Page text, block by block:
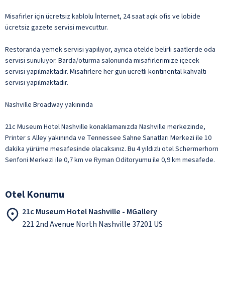
Misafirler için ücretsiz kablolu İnternet, 24 saat açık ofis ve lobide
ücretsiz gazete servisi mevcuttur.
Restoranda yemek servisi yapılıyor, ayrıca otelde belirli saatlerde oda
servisi sunuluyor. Barda/oturma salonunda misafirlerimize içecek
servisi yapılmaktadır. Misafirlere her gün ücretli kontinental kahvaltı
servisi yapılmaktadır.
Nashville Broadway yakınında
21c Museum Hotel Nashville konaklamanızda Nashville merkezinde,
Printer s Alley yakınında ve Tennessee Sahne Sanatları Merkezi ile 10
dakika yürüme mesafesinde olacaksınız. Bu 4 yıldızlı otel Schermerhorn
Senfoni Merkezi ile 0,7 km ve Ryman Oditoryumu ile 0,9 km mesafede.
Otel Konumu
21c Museum Hotel Nashville - MGallery
221 2nd Avenue North Nashville 37201 US